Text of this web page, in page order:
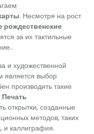
. Несмотря на рост
рождественские
за их тактильные
и художественной
является выбор
производить такие
Печать
открытки, созданные
методов, таких
и каллиграфия.